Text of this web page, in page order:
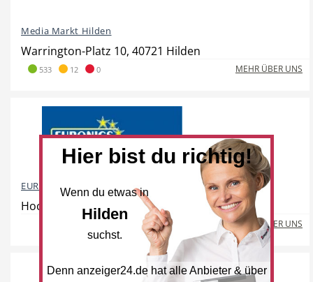
Dienstleistungen
Veranstaltungskalender Lokale Empfehlungen
Öffentliche Einrichtungen
Media Markt Hilden
Warrington-Platz 10, 40721 Hilden
533 12 0 MEHR ÜBER UNS
EURONICS Gemein
Hochdahler Straße 89, 40724 Hilden
MEHR ÜBER UNS
Hier bist du richtig!
Wenn du etwas in
Hilden
suchst.
Denn anzeiger24.de hat alle Anbieter & über